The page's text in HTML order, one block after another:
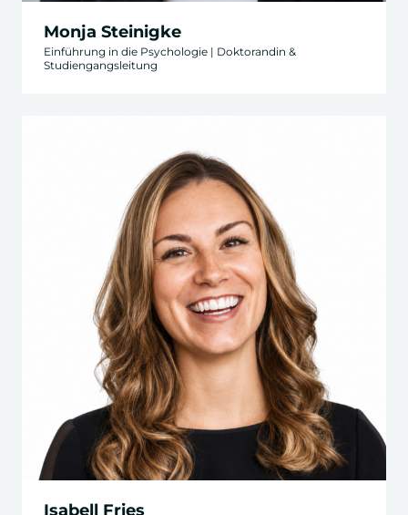
Monja Steinigke
Einführung in die Psychologie | Doktorandin &
Studiengangsleitung
Isabell Fries